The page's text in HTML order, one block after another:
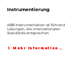
Instrumentierung
ABB Instrumentation ist
Lösungen, die internationalen
Standards entsprechen.
Mehr Informationen